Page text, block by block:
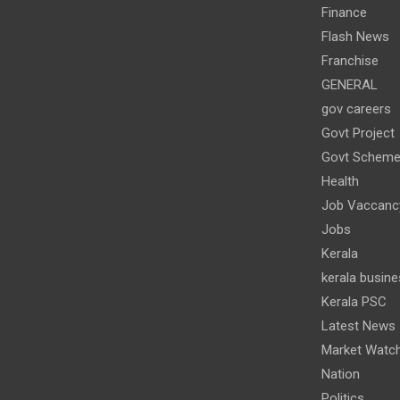
Finance
Flash News
Franchise
GENERAL
gov careers
Govt Project
Govt
Health
Job
Jobs
Kerala
kerala
Kerala PSC
Latest News
Market
Nation